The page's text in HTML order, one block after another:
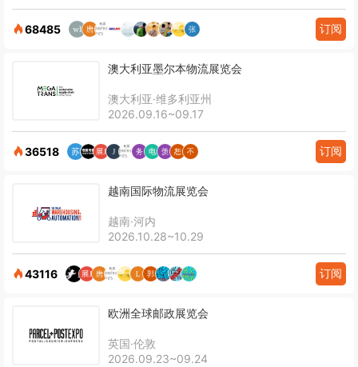
68485 订阅
澳大利亚墨尔本物流展览会
澳大利亚·维多利亚州
2026.09.16~09.17
36518 订阅
越南国际物流展览会
越南·河内
2026.10.28~10.29
43116 订阅
欧洲全球邮政展览会
英国·伦敦
2026.09.23~09.24